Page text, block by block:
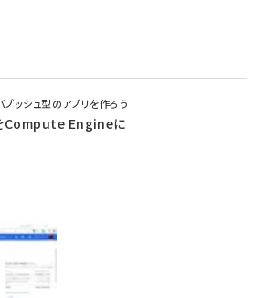
ッシュ型のアプリを作ろう
Compute Engineに